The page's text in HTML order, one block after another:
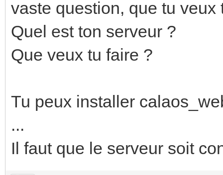
vaste question, que tu veux
Quel est ton serveur ?
Que veux tu faire ?
Tu peux installer
...
Il faut que le serveur soit